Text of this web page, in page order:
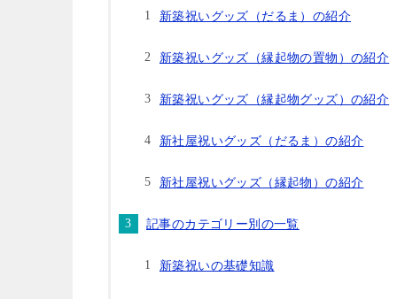
新築祝いグッズ（だるま）の紹介
新築祝いグッズ（縁起物の置物）の紹介
新築祝いグッズ（縁起物グッズ）の紹介
新社屋祝いグッズ（だるま）の紹介
新社屋祝いグッズ（縁起物）の紹介
記事のカテゴリー別の一覧
新築祝いの基礎知識